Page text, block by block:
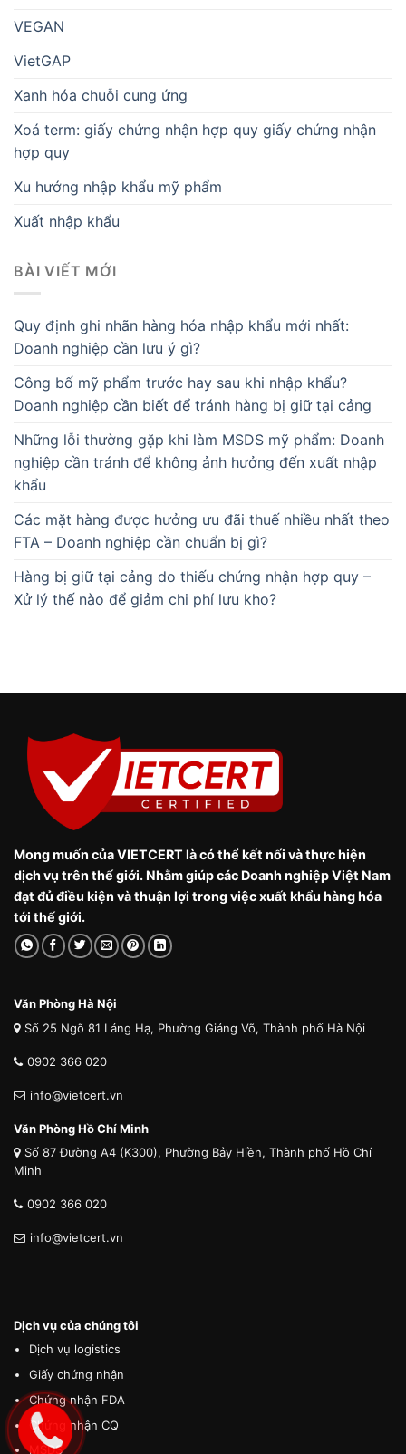
VEGAN
VietGAP
Xanh hóa chuỗi cung ứng
Xoá term: giấy chứng nhận hợp quy giấy chứng nhận
hợp quy
Xu hướng nhập khẩu mỹ phẩm
Xuất nhập khẩu
BÀI VIẾT MỚI
Quy định ghi nhãn hàng hóa nhập khẩu mới nhất:
Doanh nghiệp cần lưu ý gì?
Công bố mỹ phẩm trước hay sau khi nhập khẩu?
Doanh nghiệp cần biết để tránh hàng bị giữ tại cảng
Những lỗi thường gặp khi làm MSDS mỹ phẩm: Doanh
nghiệp cần tránh để không ảnh hưởng đến xuất nhập
khẩu
Các mặt hàng được hưởng ưu đãi thuế nhiều nhất theo
FTA – Doanh nghiệp cần chuẩn bị gì?
Hàng bị giữ tại cảng do thiếu chứng nhận hợp quy –
Xử lý thế nào để giảm chi phí lưu kho?
Mong muốn của VIETCERT là có thể kết nối và thực hiện
dịch vụ trên thế giới. Nhằm giúp các Doanh nghiệp Việt Nam
đạt đủ điều kiện và thuận lợi trong việc xuất khẩu hàng hóa
tới thế giới.
Văn Phòng Hà Nội
Số 25 Ngõ 81 Láng Hạ, Phường Giảng Võ, Thành phố Hà Nội
0902 366 020
info@vietcert.vn
Văn Phòng Hồ Chí Minh
Số 87 Đường A4 (K300), Phường Bảy Hiền, Thành phố Hồ Chí
Minh
0902 366 020
info@vietcert.vn
Dịch vụ của chúng tôi
Dịch vụ logistics
Giấy chứng nhận
Chứng nhận FDA
Chứng nhận CQ
MSDS